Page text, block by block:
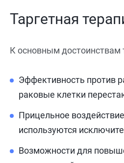
Таргетная
К основным достоинствам
Эффективность против
раковые клетки
Прицельное
используются
Возможности для